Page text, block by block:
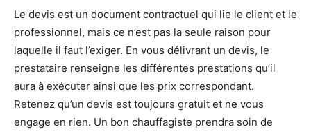
Le devis est un document contractuel qui lie le client et le
professionnel, mais ce n’est pas la seule raison pour
laquelle il faut l’exiger. En vous délivrant un devis, le
prestataire renseigne les différentes prestations qu’il
aura à exécuter ainsi que les prix correspondant.
Retenez qu’un devis est toujours gratuit et ne vous
engage en rien. Un bon chauffagiste prendra soin de